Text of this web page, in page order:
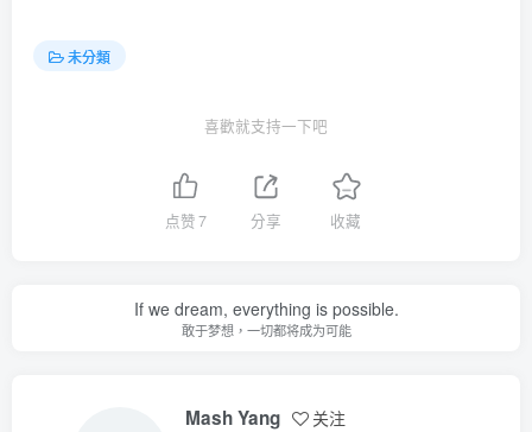
未分類
喜歡就支持一下吧
点赞7 分享 收藏
If we dream, everything is possible.
敢于梦想，一切都将成为可能
Mash Yang 关注